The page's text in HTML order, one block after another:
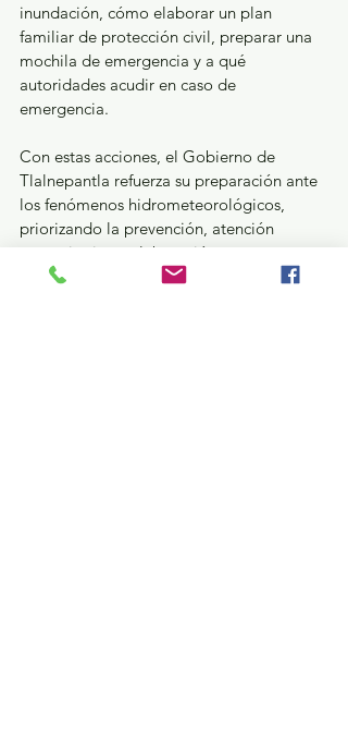
inundación, cómo elaborar un plan
familiar de protección civil, preparar una
mochila de emergencia y a qué
autoridades acudir en caso de
emergencia.
Con estas acciones, el Gobierno de
Tlalnepantla refuerza su preparación ante
los fenómenos hidrometeorológicos,
priorizando la prevención, atención
comunitaria y colaboración entre
dependencias para proteger la seguridad